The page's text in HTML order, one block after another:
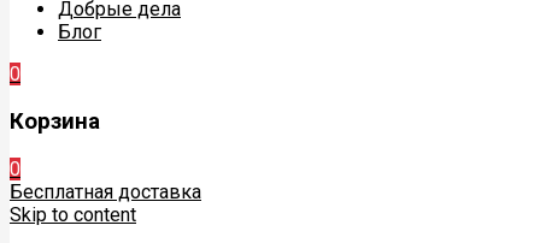
Добрые дела
Блог
0
Корзина
0
Бесплатная доставка
Skip to content